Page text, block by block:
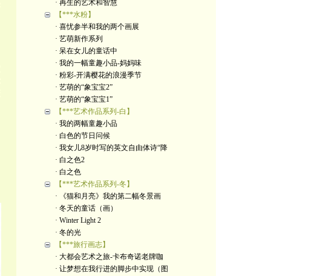
· 再生的艺术和智慧
【***水粉】
· 喜忧参半和我的两个画展
· 艺萌新作系列
· 呆在女儿的童话中
· 我的一幅童趣小品-妈妈味
· 粉彩-开满樱花的浪漫季节
· 艺萌的“象宝宝2”
· 艺萌的“象宝宝1”
【***艺术作品系列-白】
· 我的两幅童趣小品
· 白色的节日问候
· 我女儿8岁时写的英文自由体诗“降
· 白之色2
· 白之色
【***艺术作品系列-冬】
· 《猫和月亮》我的第二幅冬景画
· 冬天的童话（画）
· Winter Light 2
· 冬的光
【***旅行画志】
· 大都会艺术之旅-卡布奇诺老牌咖
· 让梦想在我行进的脚步中实现（图